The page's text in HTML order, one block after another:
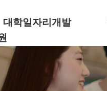
대학일자리개발